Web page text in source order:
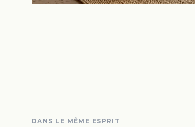
DANS LE MÊME ESPRIT